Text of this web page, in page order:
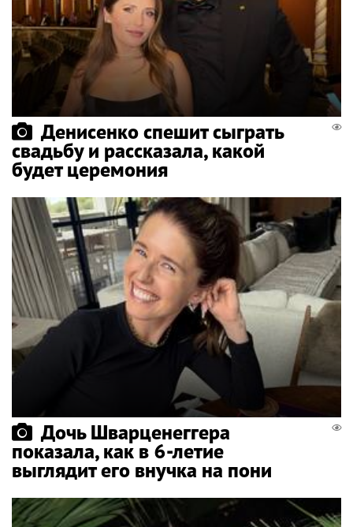
Денисенко спешит сыграть
свадьбу и рассказала, какой
будет церемония
Дочь Шварценеггера
показала, как в 6-летие
выглядит его внучка на пони